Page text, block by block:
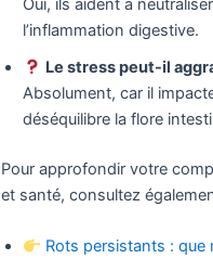
Oui, ils aident à
l’inflammation digestive.
Le stress peut-il
Absolument, car il
déséquilibre la flore
Pour approfondir votre
et santé, consultez
Rots persistants : que